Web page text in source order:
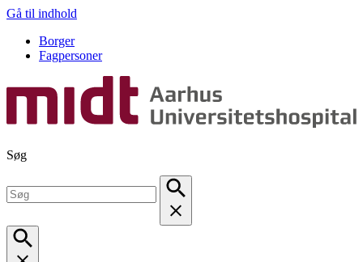
Gå til indhold
Borger
Fagpersoner
Søg